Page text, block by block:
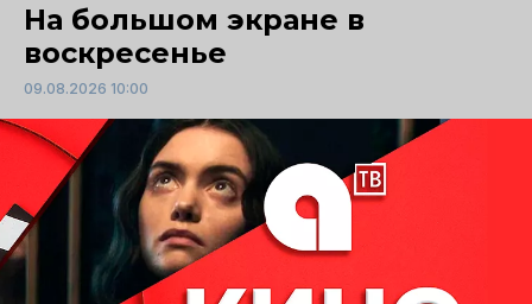
На большом экране в
воскресенье
09.08.2026 10:00